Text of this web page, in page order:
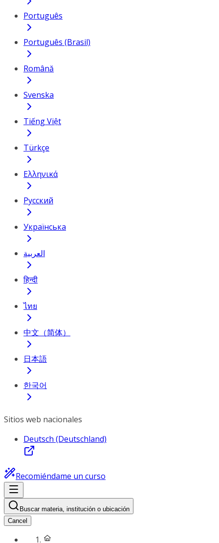
Português
Português (Brasil)
Română
Svenska
Tiếng Việt
Türkçe
Ελληνικά
Русский
Українська
العربية
हिन्दी
ไทย
中文（简体）
日本語
한국어
Sitios web nacionales
Deutsch (Deutschland)
Recomiéndame un curso
Buscar materia, institución o ubicación
Cancel